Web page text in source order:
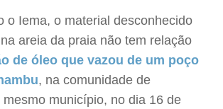
o Iema, o material desconhecido
areia da praia não tem relação
de óleo que vazou de um poço
, na comunidade de
mesmo município, no dia 16 de